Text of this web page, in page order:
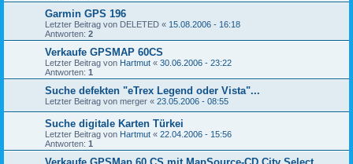
Garmin GPS 196
Letzter Beitrag von DELETED « 15.08.2006 - 16:18
Antworten: 2
Verkaufe GPSMAP 60CS
Letzter Beitrag von Hartmut « 30.06.2006 - 23:22
Antworten: 1
Suche defekten "eTrex Legend oder Vista"...
Letzter Beitrag von merger « 23.05.2006 - 08:55
Suche digitale Karten Türkei
Letzter Beitrag von Hartmut « 22.04.2006 - 15:56
Antworten: 1
Verkaufe GPSMap 60 CS mit MapSource-CD City Select